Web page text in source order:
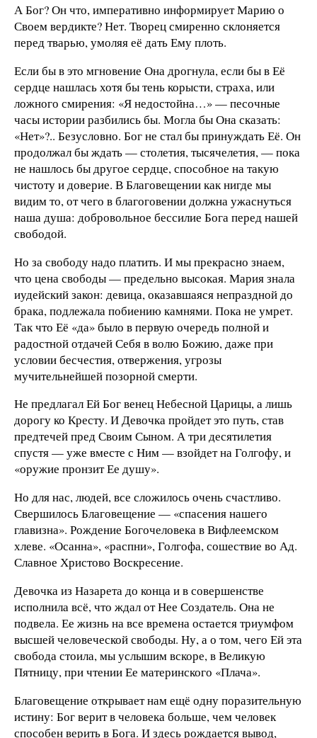
А Бог? Он что, императивно информирует Марию о
Своем вердикте? Нет. Творец смиренно склоняется
перед тварью, умоляя её дать Ему плоть.
Если бы в это мгновение Она дрогнула, если бы в Её
сердце нашлась хотя бы тень корысти, страха, или
ложного смирения: «Я недостойна…» — песочные
часы истории разбились бы. Могла бы Она сказать:
«Нет»?.. Безусловно. Бог не стал бы принуждать Её. Он
продолжал бы ждать — столетия, тысячелетия, — пока
не нашлось бы другое сердце, способное на такую
чистоту и доверие. В Благовещении как нигде мы
видим то, от чего в благоговении должна ужаснуться
наша душа: добровольное бессилие Бога перед нашей
свободой.
Но за свободу надо платить. И мы прекрасно знаем,
что цена свободы — предельно высокая. Мария знала
иудейский закон: девица, оказавшаяся непраздной до
брака, подлежала побиению камнями. Пока не умрет.
Так что Её «да» было в первую очередь полной и
радостной отдачей Себя в волю Божию, даже при
условии бесчестия, отвержения, угрозы
мучительнейшей позорной смерти.
Не предлагал Ей Бог венец Небесной Царицы, а лишь
дорогу ко Кресту. И Девочка пройдет это путь, став
предтечей пред Своим Сыном. А три десятилетия
спустя — уже вместе с Ним — взойдет на Голгофу, и
«оружие пронзит Ее душу».
Но для нас, людей, все сложилось очень счастливо.
Свершилось Благовещение — «спасения нашего
главизна». Рождение Богочеловека в Вифлеемском
хлеве. «Осанна», «распни», Голгофа, сошествие во Ад.
Славное Христово Воскресение.
Девочка из Назарета до конца и в совершенстве
исполнила всё, что ждал от Нее Создатель. Она не
подвела. Ее жизнь на все времена остается триумфом
высшей человеческой свободы. Ну, а о том, чего Ей эта
свобода стоила, мы услышим вскоре, в Великую
Пятницу, при чтении Ее материнского «Плача».
Благовещение открывает нам ещё одну поразительную
истину: Бог верит в человека больше, чем человек
способен верить в Бога. И здесь рождается вывод,